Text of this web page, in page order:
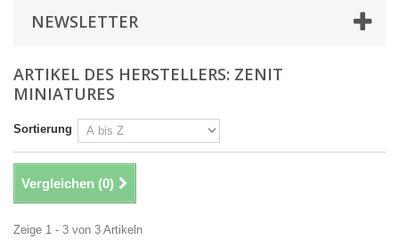
NEWSLETTER
ARTIKEL DES HERSTELLERS: ZENIT
MINIATURES
Sortierung
Vergleichen (0)
Zeige 1 - 3 von 3 Artikeln